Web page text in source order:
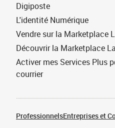
Digiposte
L'identité Numérique
Vendre sur la Marketplace
Découvrir la Marketplace
Activer mes Services Plus
courrier
ProfessionnelsEntreprises et